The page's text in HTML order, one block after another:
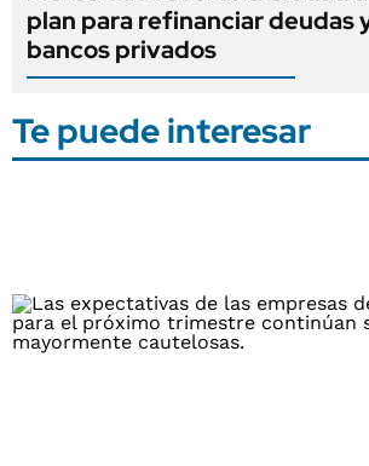
plan para refinanciar deudas
bancos privados
Te puede interesar